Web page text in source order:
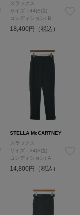
スラックス
サイズ：44(S位)
コンディション: B
18,400円（税込）
STELLA McCARTNEY
スラックス
サイズ：34(S位)
コンディション: A
14,800円（税込）